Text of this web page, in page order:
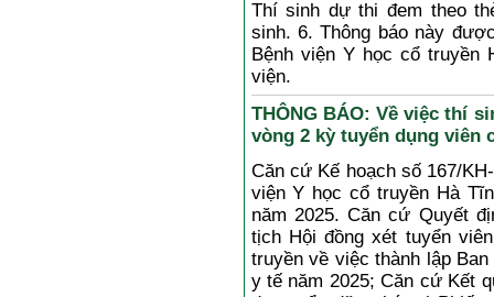
Thí sinh dự thi đem theo
sinh. 6. Thông báo này
Bệnh viện Y học cổ truyền
viện.
THÔNG BÁO: Về việc thí
vòng 2 kỳ tuyển dụng viên
Căn cứ Kế hoạch số 167/
viện Y học cổ truyền Hà
năm 2025. Căn cứ Quyết
tịch Hội đồng xét tuyển
truyền về việc thành lập
y tế năm 2025; Căn cứ Kết